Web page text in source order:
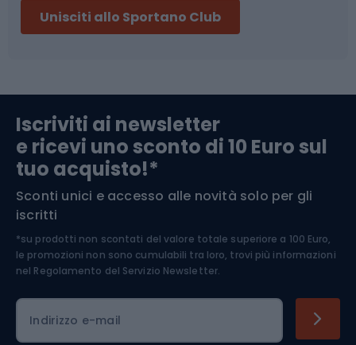
Abbigliamento da escursionismo
Componenti per biciclette
Arrampicata
Medicina dello sport
Abbigliamento ciclistico
Unisciti allo Sportano Club
Iscriviti ai newsletter
e ricevi uno sconto di 10 Euro sul
tuo acquisto!*
Sconti unici e accesso alle novità solo per gli
iscritti
*su prodotti non scontati del valore totale superiore a 100 Euro,
le promozioni non sono cumulabili tra loro, trovi più informazioni
nel Regolamento del Servizio Newsletter.
Indirizzo e-mail